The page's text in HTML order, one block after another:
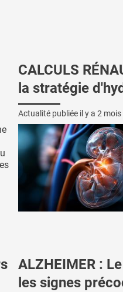
CALCULS
la stratégie
Actualité publiée il y a 2 mois
ALZHEIMER :
les signes